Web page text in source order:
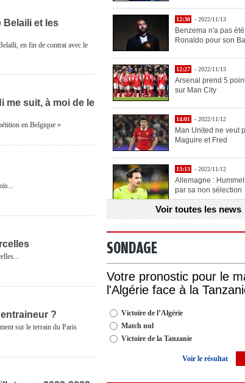
Belaili et les
en fin de contrat avec le
me suit, à moi de le
en Belgique »
?
sur le terrain du Paris
12:30 - 2022/11/13
Benzema n'a pas
Ronaldo pour son
12:27 - 2022/11/13
Arsenal prend 5
sur Man City
14:01 - 2022/11/12
Man United ne veut
Maguire et Fred
13:13 - 2022/11/12
Allemagne :
par sa non sélection
13:11 - 2022/11/12
Henry explique la
OL : Blanc veut se
tête avec Cherki
décision de départ à
Voir toutes les news
SONDAGE
Votre pronostic pour le
l'Algérie face à la
Victoire de l’Algérie
Match nul
Victoire de la Tanzanie
Voir le résultat